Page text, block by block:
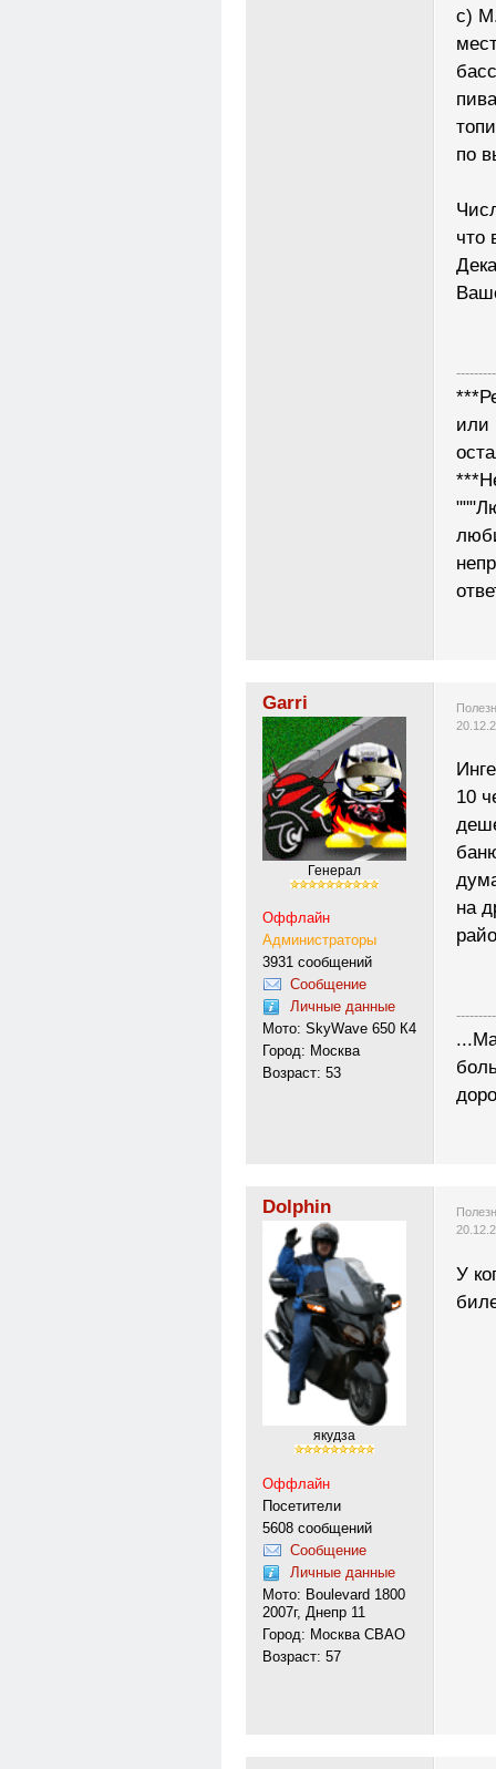
с)
по
что
или
Garri
Генерал
Оффлайн
Администраторы
3931 сообщений
Сообщение
Личные данные
Мото: SkyWave 650 К4
Город: Москва
Возраст: 53
10
на
Dolphin
якудза
Оффлайн
Посетители
5608 сообщений
Сообщение
Личные данные
Мото: Boulevard 1800
2007г, Днепр 11
Город: Москва СВАО
Возраст: 57
У